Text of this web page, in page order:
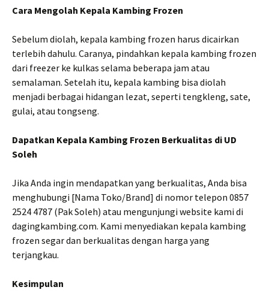
Cara Mengolah Kepala Kambing Frozen
Sebelum diolah, kepala kambing frozen harus dicairkan
terlebih dahulu. Caranya, pindahkan kepala kambing frozen
dari freezer ke kulkas selama beberapa jam atau
semalaman. Setelah itu, kepala kambing bisa diolah
menjadi berbagai hidangan lezat, seperti tengkleng, sate,
gulai, atau tongseng.
Dapatkan Kepala Kambing Frozen Berkualitas di UD
Soleh
Jika Anda ingin mendapatkan yang berkualitas, Anda bisa
menghubungi [Nama Toko/Brand] di nomor telepon 0857
2524 4787 (Pak Soleh) atau mengunjungi website kami di
dagingkambing.com. Kami menyediakan kepala kambing
frozen segar dan berkualitas dengan harga yang
terjangkau.
Kesimpulan